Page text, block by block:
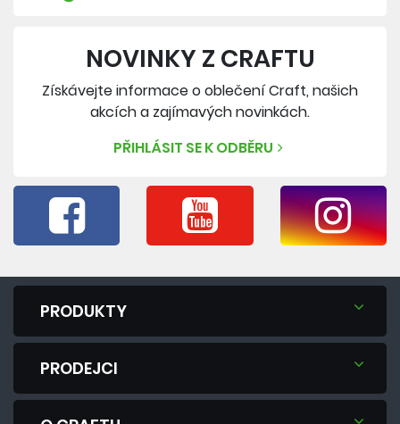
NOVINKY Z CRAFTU
Získávejte informace o oblečení Craft, našich
akcích a zajímavých novinkách.
PŘIHLÁSIT SE K ODBĚRU
PRODUKTY
PRODEJCI